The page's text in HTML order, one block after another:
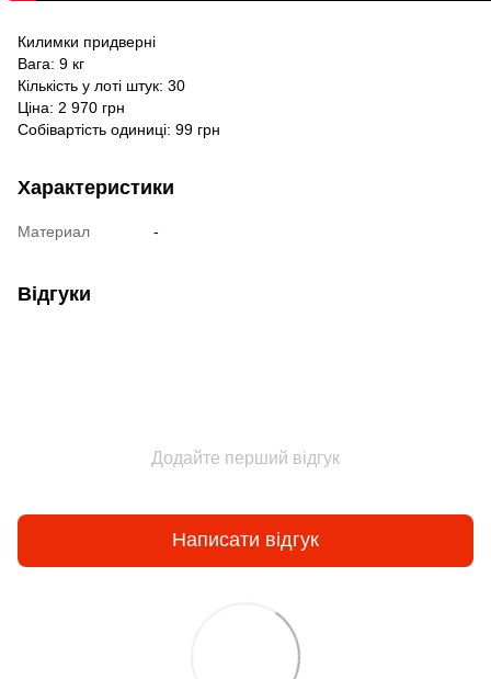
Килимки придверні
Вага: 9 кг
Кількість у лоті штук: 30
Ціна: 2 970 грн
Собівартість одиниці: 99 грн
Характеристики
Материал -
Відгуки
Додайте перший відгук
Написати відгук